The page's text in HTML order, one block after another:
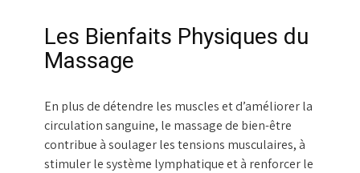
Les Bienfaits Physiques du
Massage
En plus de détendre les muscles et d’améliorer la
circulation sanguine, le massage de bien-être
contribue à soulager les tensions musculaires, à
stimuler le système lymphatique et à renforcer le